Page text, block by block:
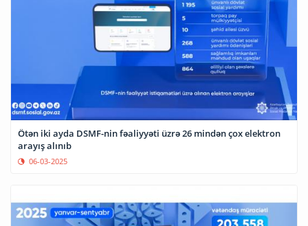
Ötən iki ayda DSMF-nin fəaliyyəti üzrə 26 mindən çox elektron
arayış alınıb
06-03-2025